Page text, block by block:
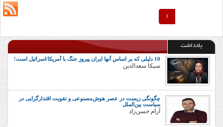
1
یادداشت
10 دلیلی که بر اساس آنها ایران پیروز جنگ با آمریکا/اسرائیل است!
سیکا سعدالدین
چگونگی زیست در عصر هوش‌مصنوعی و تقویت اقتدارگرایی در
سیاست بین‌الملل
آرام حسن‌زاد